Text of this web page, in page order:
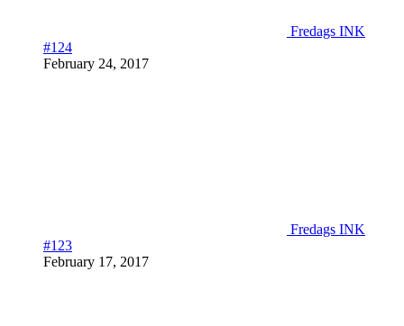
Fredags INK
#124
February 24, 2017
Fredags INK
#123
February 17, 2017